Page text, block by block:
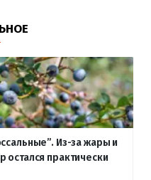
Из-за жары и
практически